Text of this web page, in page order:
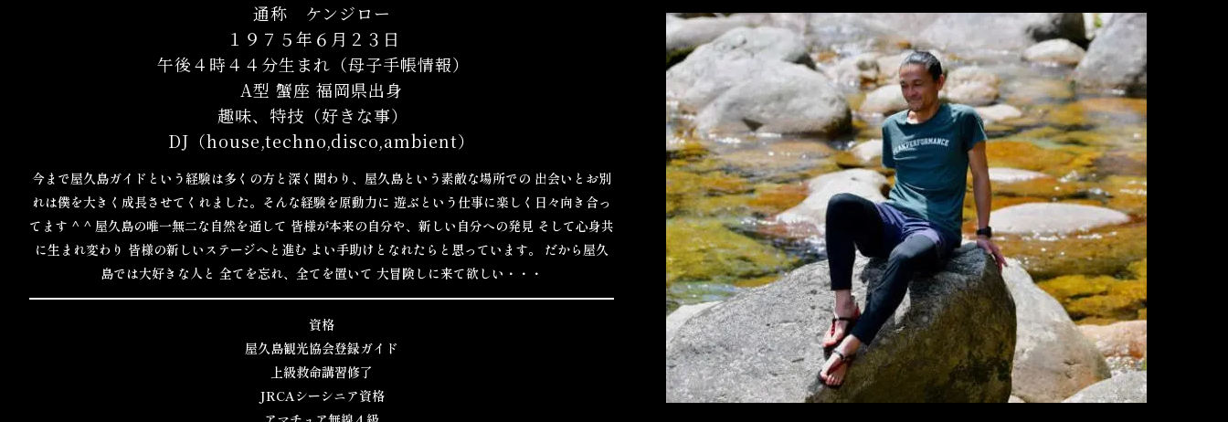
通称 ケンジロー
１９７５年６月２３日
午後４時４４分生まれ（母子手帳情報）
A型 蟹座 福岡県出身
趣味、特技（好きな事）
DJ（house,techno,disco,ambient）
今まで屋久島ガイドという経験は多くの方と深く関わり、屋久島という素敵な場所での 出会いとお別
れは僕を大きく成長させてくれました。そんな経験を原動力に 遊ぶという仕事に楽しく日々向き合っ
てます ^ ^ 屋久島の唯一無二な自然を通して 皆様が本来の自分や、新しい自分への発見 そして心身共
に生まれ変わり 皆様の新しいステージへと進む よい手助けとなれたらと思っています。
だから屋久
島では大好きな人と 全てを忘れ、全てを置いて 大冒険しに来て欲しい・・・
資格
屋久島観光協会登録ガイド
上級救命講習修了
JRCAシーシニア資格